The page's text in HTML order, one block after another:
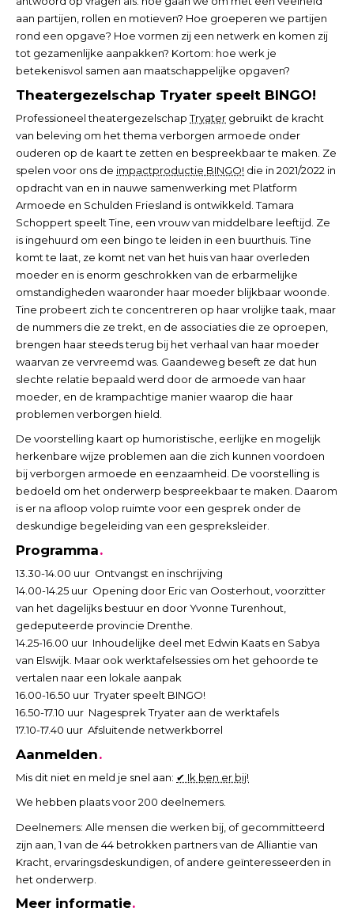
aan partijen, rollen en motieven? Hoe groeperen we partijen
rond een opgave? Hoe vormen zij een netwerk en komen zij
tot gezamenlijke aanpakken? Kortom: hoe werk je
betekenisvol samen aan maatschappelijke opgaven?
Theatergezelschap Tryater speelt BINGO!
Professioneel theatergezelschapTryater gebruikt de kracht
van beleving om het thema verborgen armoede onder
ouderen op de kaart te zetten en bespreekbaar te maken. Ze
spelen voor ons de impactproductie BINGO! die in 2021/2022 in
opdracht van en in nauwe samenwerking met Platform
Armoede en Schulden Friesland is ontwikkeld. Tamara
Schoppert speelt Tine, een vrouw van middelbare leeftijd. Ze
is ingehuurd om een bingo te leiden in een buurthuis. Tine
komt te laat, ze komt net van het huis van haar overleden
moeder en is enorm geschrokken van de erbarmelijke
omstandigheden waaronder haar moeder blijkbaar woonde.
Tine probeert zich te concentreren op haar vrolijke taak, maar
de nummers die ze trekt, en de associaties die ze oproepen,
brengen haar steeds terug bij het verhaal van haar moeder
waarvan ze vervreemd was. Gaandeweg beseft ze dat hun
slechte relatie bepaald werd door de armoede van haar
moeder, en de krampachtige manier waarop die haar
problemen verborgen hield.
De voorstelling kaart op humoristische, eerlijke en mogelijk
herkenbare wijze problemen aan die zich kunnen voordoen
bij verborgen armoede en eenzaamheid. De voorstelling is
bedoeld om het onderwerp bespreekbaar te maken. Daarom
is er na afloop volop ruimte voor een gesprek onder de
deskundige begeleiding van een gespreksleider.
Programma
13.30-14.00 uur Ontvangst en inschrijving
14.00-14.25 uur Opening door Eric van Oosterhout, voorzitter
van het dagelijks bestuur en door Yvonne Turenhout,
gedeputeerde provincie Drenthe.
14.25-16.00 uur Inhoudelijke deel met Edwin Kaats en Sabya
van Elswijk. Maar ook werktafelsessies om het gehoorde te
vertalen naar een lokale aanpak
16.00-16.50 uur Tryater speelt BINGO!
16.50-17.10 uur Nagesprek Tryater aan de werktafels
17.10-17.40 uur Afsluitende netwerkborrel
Aanmelden
Mis dit niet en meld je snel aan: ✔ Ik ben er bij!
We hebben plaats voor 200 deelnemers.
Deelnemers: Alle mensen die werken bij, of gecommitteerd
zijn aan, 1 van de 44 betrokken partners van de Alliantie van
Kracht, ervaringsdeskundigen, of andere geïnteresseerden in
het onderwerp.
Meer informatie